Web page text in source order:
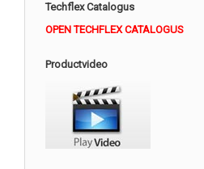
Techflex Catalogus
OPEN TECHFLEX CATALOGUS
Productvideo